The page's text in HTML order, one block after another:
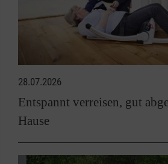
28.07.2026
Entspannt verreisen, gut
Hause